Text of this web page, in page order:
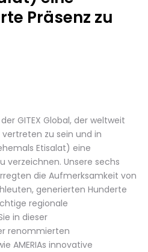
Präsenz zu
GITEX Global, der weltweit
zu sein und in
Etisalat) eine
verzeichnen. Unsere sechs
die Aufmerksamkeit von
generierten Hunderte
regionale
in dieser
renommierten
AMERIAs innovative